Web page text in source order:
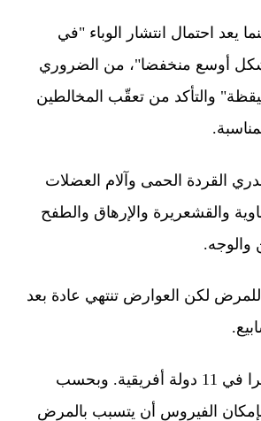
يعد احتمال انتشار الوباء "في
أوسع منخفضا"، من الضروري
والتأكد من تعقّب المخالطين
القردة الحمى وآلام العضلات
والقشعريرة والإرهاق والطفح
والوجه.
للمرض لكن العوارض تنتهي عادة بعد
ويعد المرض منتشرا في 11 دولة أفريقية. وبحسب
بإمكان الفيروس أن يتسبب بالمرض